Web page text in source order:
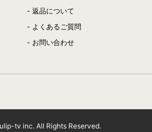
返品について
よくあるご質問
お問い合わせ
tv inc. All Rights Reserved.